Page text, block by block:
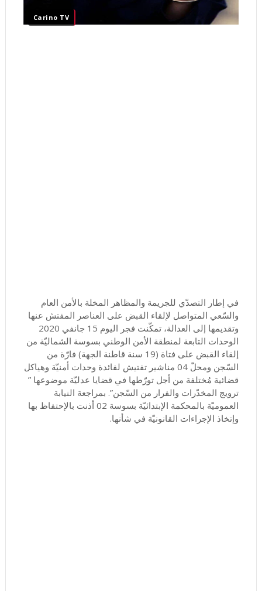
Carino TV
في إطار التصدّي للجريمة والمظاهر المخلة بالأمن العام
والسّعي المتواصل لإلقاء القبض على العناصر المفتش عنها
وتقديمها إلى العدالة، تمكّنت فجر اليوم 15 جانفي 2020
الوحدات التابعة لمنطقة الأمن الوطني بسوسة الشماليّة من
إلقاء القبض على فتاة (19 سنة قاطنة الجهة) فارّة من
السّجن ومحلّ 04 مناشير تفتيش لفائدة وحدات أمنيّة وهياكل
قضائية مُختلفة من أجل تورّطها في قضايا عدليّة موضوعها ”
ترويج المخدّرات والفرار من السّجن”. بمراجعة النيابة
العموميّة بالمحكمة الإبتدائيّة بسوسة 02 أذنت بالإحتفاظ بها
وإتخاذ الإجراءات القانونيّة في شأنها.